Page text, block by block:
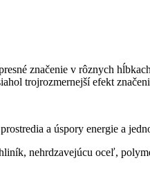
značenie v rôznych
trojrozmernejší efekt
a úspory energie a
nehrdzavejúcu oceľ,